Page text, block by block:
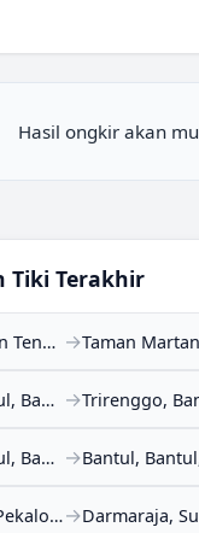
Hasil ongkir akan
Tiki Terakhir
Klaten, Klaten Tengah, Klaten, Jawa Tengah (57411) →
Bantul, Bantul, Bantul, DI Yogyakarta (55711) →
Bantul, Bantul, Bantul, DI Yogyakarta (55711) →
Podosugih, Pekalongan Barat, Pekalongan, Jawa Tengah (51111)→